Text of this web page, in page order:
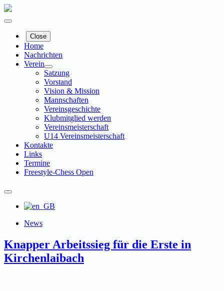
Zum
Close
Home
Nachrichten
Verein
Satzung
Vorstand
Vision & Mission
Mannschaften
Vereinsgeschichte
Klubmitglied werden
Vereinsmeisterschaft
U14 Vereinsmeisterschaft
Kontakte
Links
Termine
Freestyle-Chess Open
News
Knapper Arbeitssieg für die Erste in
Kirchenlaibach